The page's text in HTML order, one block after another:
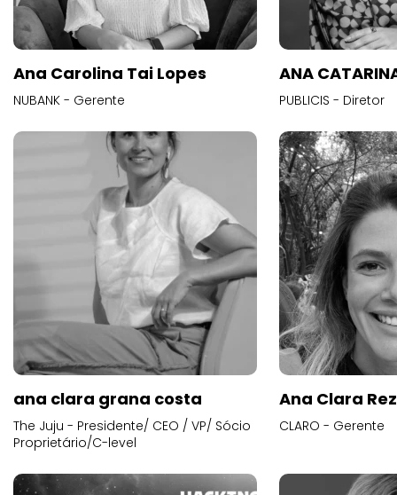
Ana Carolina Tai Lopes
NUBANK - Gerente
ANA
PUBLICIS - Diretor
ana clara grana costa
The Juju - Presidente/ CEO / VP/ Sócio
Proprietário/C-level
Ana Clara
CLARO - Gerente